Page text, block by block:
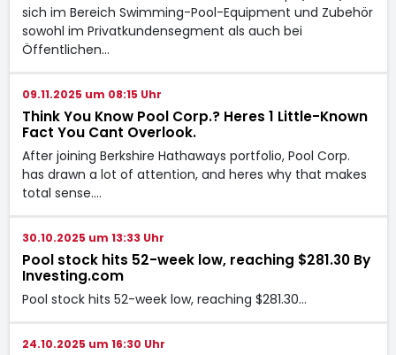
sich im Bereich Swimming-Pool-Equipment und Zubehör
sowohl im Privatkundensegment als auch bei
Öffentlichen…
09.11.2025 um 08:15 Uhr
Think You Know Pool Corp.? Heres 1 Little-Known
Fact You Cant Overlook.
After joining Berkshire Hathaways portfolio, Pool Corp.
has drawn a lot of attention, and heres why that makes
total sense.…
30.10.2025 um 13:33 Uhr
Pool stock hits 52-week low, reaching $281.30 By
Investing.com
Pool stock hits 52-week low, reaching $281.30…
24.10.2025 um 16:30 Uhr